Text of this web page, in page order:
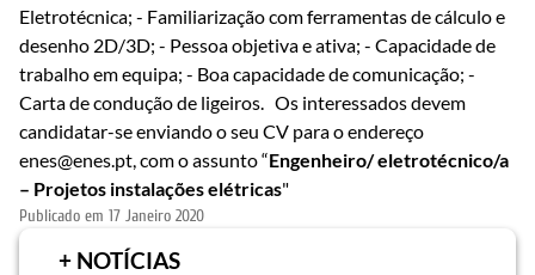
Eletrotécnica; - Familiarização com ferramentas de cálculo e
desenho 2D/3D; - Pessoa objetiva e ativa; - Capacidade de
trabalho em equipa; - Boa capacidade de comunicação; -
Carta de condução de ligeiros. Os interessados devem
candidatar-se enviando o seu CV para o endereço
enes@enes.pt, com o assunto “Engenheiro/ eletrotécnico/a
– Projetos instalações elétricas"
Publicado em 17 Janeiro 2020
+ NOTÍCIAS